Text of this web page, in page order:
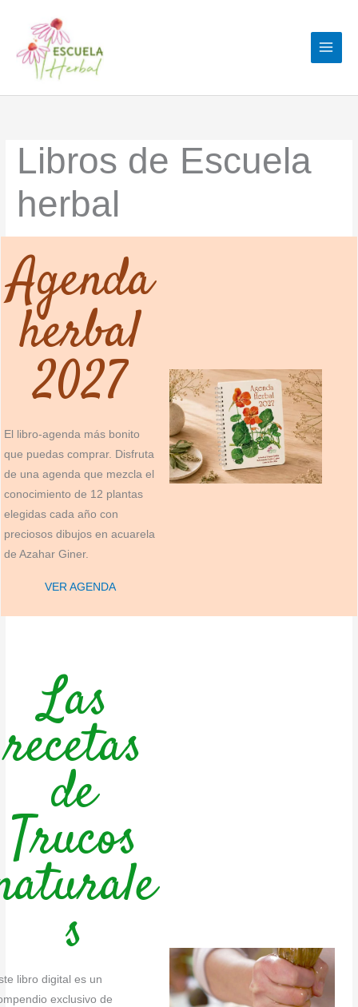
contenido
Libros de Escuela
herbal
Agenda
herbal
2027
El libro-agenda más bonito
que puedas comprar. Disfruta
de una agenda que mezcla el
conocimiento de 12 plantas
elegidas cada año con
preciosos dibujos en acuarela
de Azahar Giner.
VER AGENDA
Las
recetas
de
Trucos
s
libro digital es un
exclusivo de